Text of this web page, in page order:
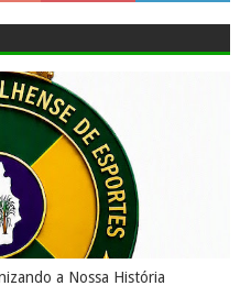
a Nossa História